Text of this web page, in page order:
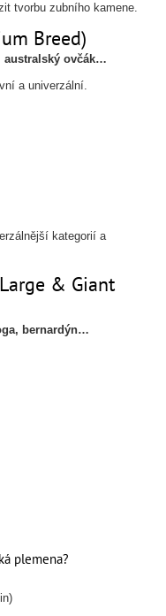
tvorbu zubního kamene.
Breed)
australský ovčák…
a univerzální.
kategorií a
& Giant
bernardýn…
plemena?